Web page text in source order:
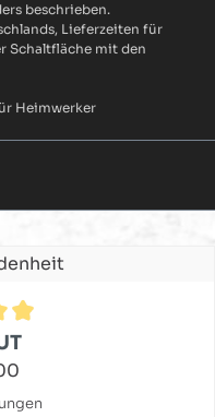
beschrieben.
Lieferzeiten für
Schaltfläche mit den
Heimwerker
4.9 von 5 Sternen